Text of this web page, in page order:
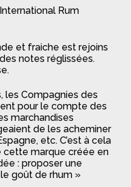
Rum
et fraiche est rejoins
notes réglissées.
les Compagnies des
pour le compte des
marchandises
de les acheminer
etc. C’est à cela
marque créée en
: proposer une
goût de rhum »